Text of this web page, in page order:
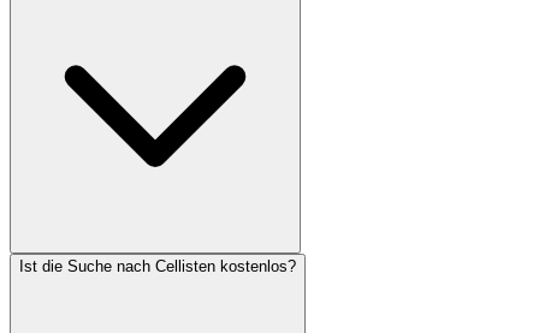
Ist die Suche nach Cellisten kostenlos?